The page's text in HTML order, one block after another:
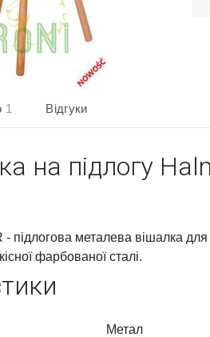
1 Відгуки
на підлогу
підлогова металева вішалка для
фарбованої сталі.
Метал